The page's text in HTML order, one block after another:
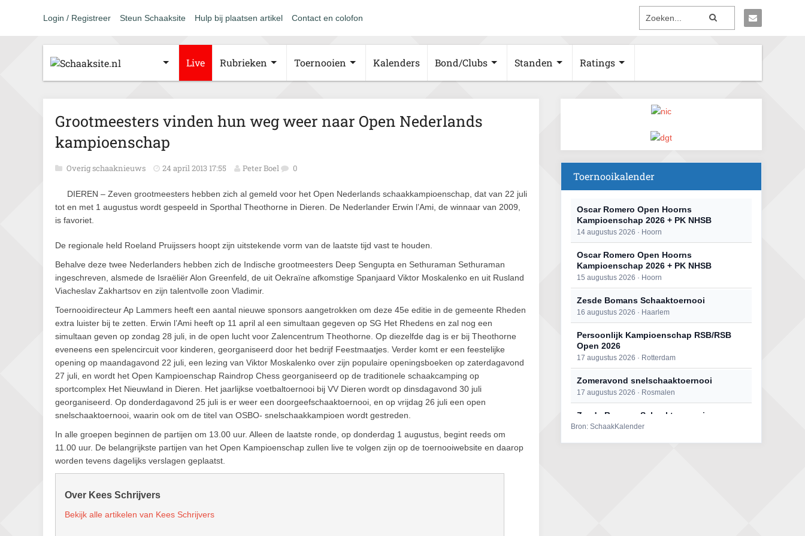
Login / Registreer Steun Schaaksite Hulp bij plaatsen artikel Contact en colofon
Live Rubrieken Toernooien Kalenders Bond/Clubs Standen Ratings
Grootmeesters vinden hun weg weer naar Open Nederlands
kampioenschap
Overig schaaknieuws 24 april 2013 17:55 Peter Boel 0
DIEREN – Zeven grootmeesters hebben zich al gemeld voor het Open Nederlands schaakkampioenschap, dat van 22 juli
tot en met 1 augustus wordt gespeeld in Sporthal Theothorne in Dieren. De Nederlander Erwin l’Ami, de winnaar van 2009,
is favoriet.
De regionale held Roeland Pruijssers hoopt zijn uitstekende vorm van de laatste tijd vast te houden.
Behalve deze twee Nederlanders hebben zich de Indische grootmeesters Deep Sengupta en Sethuraman Sethuraman
ingeschreven, alsmede de Israëliër Alon Greenfeld, de uit Oekraïne afkomstige Spanjaard Viktor Moskalenko en uit Rusland
Viacheslav Zakhartsov en zijn talentvolle zoon Vladimir.
Toernooidirecteur Ap Lammers heeft een aantal nieuwe sponsors aangetrokken om deze 45e editie in de gemeente Rheden
extra luister bij te zetten. Erwin l’Ami heeft op 11 april al een simultaan gegeven op SG Het Rhedens en zal nog een
simultaan geven op zondag 28 juli, in de open lucht voor Zalencentrum Theothorne. Op diezelfde dag is er bij Theothorne
eveneens een spelencircuit voor kinderen, georganiseerd door het bedrijf Feestmaatjes. Verder komt er een feestelijke
opening op maandagavond 22 juli, een lezing van Viktor Moskalenko over zijn populaire openingsboeken op zaterdagavond
27 juli, en wordt het Open Kampioenschap Raindrop Chess georganiseerd op de traditionele schaakcamping op
sportcomplex Het Nieuwland in Dieren. Het jaarlijkse voetbaltoernooi bij VV Dieren wordt op dinsdagavond 30 juli
georganiseerd. Op donderdagavond 25 juli is er weer een doorgeefschaaktoernooi, en op vrijdag 26 juli een open
snelschaaktoernooi, waarin ook om de titel van OSBO- snelschaakkampioen wordt gestreden.
In alle groepen beginnen de partijen om 13.00 uur. Alleen de laatste ronde, op donderdag 1 augustus, begint reeds om
11.00 uur. De belangrijkste partijen van het Open Kampioenschap zullen live te volgen zijn op de toernooiwebsite en daarop
worden tevens dagelijks verslagen geplaatst.
Over Kees Schrijvers
Bekijk alle artikelen van Kees Schrijvers
Toernooikalender
Oscar Romero Open Hoorns
Kampioenschap 2026 + PK NHSB
14 augustus 2026 · Hoorn
Oscar Romero Open Hoorns
Kampioenschap 2026 + PK NHSB
15 augustus 2026 · Hoorn
Zesde Bomans Schaaktoernooi
16 augustus 2026 · Haarlem
Persoonlijk Kampioenschap RSB/RSB
Open 2026
17 augustus 2026 · Rotterdam
Zomeravond snelschaaktoernooi
17 augustus 2026 · Rosmalen
Zesde Bomans Schaaktoernooi
17 augustus 2026 · Haarlem
Bron: SchaakKalender